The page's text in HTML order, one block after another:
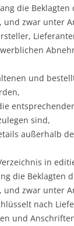
die
und zwar unter
und
sind,
außerhalb
in
die Beklagten
und zwar unter
nach
und